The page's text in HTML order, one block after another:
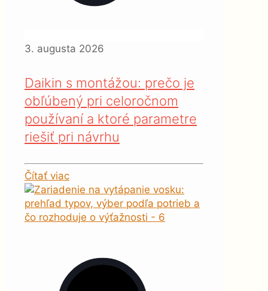
3. augusta 2026
Daikin s montážou: prečo je
obľúbený pri celoročnom
používaní a ktoré parametre
riešiť pri návrhu
Čítať viac